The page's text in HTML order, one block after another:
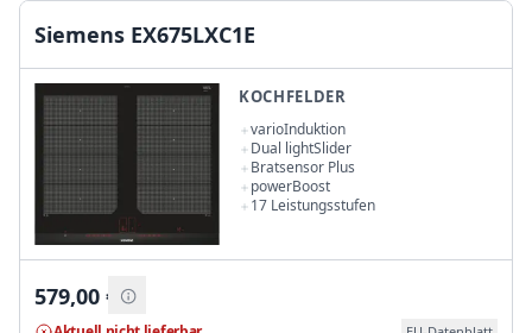
Siemens EX675LXC1E
KOCHFELDER
varioInduktion
Dual lightSlider
Bratsensor Plus
powerBoost
17 Leistungsstufen
579,00 €